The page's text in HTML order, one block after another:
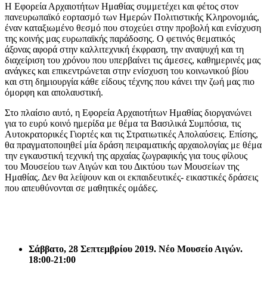
Η Εφορεία Αρχαιοτήτων Ημαθίας συμμετέχει και φέτος στον
πανευρωπαϊκό εορτασμό των Ημερών Πολιτιστικής Κληρονομιάς,
έναν καταξιωμένο θεσμό που στοχεύει στην προβολή και ενίσχυση
της κοινής μας ευρωπαϊκής παράδοσης. Ο φετινός θεματικός
άξονας αφορά στην καλλιτεχνική έκφραση, την αναψυχή και τη
διαχείριση του χρόνου που υπερβαίνει τις άμεσες, καθημερινές μας
ανάγκες και επικεντρώνεται στην ενίσχυση του κοινωνικού βίου
και στη δημιουργία κάθε είδους τέχνης που κάνει την ζωή μας πιο
όμορφη και απολαυστική.
Στο πλαίσιο αυτό, η Εφορεία Αρχαιοτήτων Ημαθίας διοργανώνει
για το ευρύ κοινό ημερίδα με θέμα τα Βασιλικά Συμπόσια, τις
Αυτοκρατορικές Γιορτές και τις Στρατιωτικές Απολαύσεις. Επίσης,
θα πραγματοποιηθεί μία δράση πειραματικής αρχαιολογίας με θέμα
την εγκαυστική τεχνική της αρχαίας ζωγραφικής για τους φίλους
του Μουσείου των Αιγών και του Δικτύου των Μουσείων της
Ημαθίας. Δεν θα λείψουν και οι εκπαιδευτικές- εικαστικές δράσεις
που απευθύνονται σε μαθητικές ομάδες.
Σάββατο, 28 Σεπτεμβρίου 2019. Νέο Μουσείο Αιγών.
18:00-21:00